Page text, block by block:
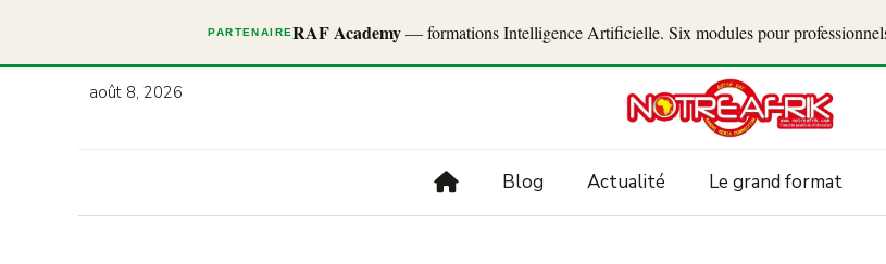
PARTENAIRERAF Academy— formations Intelligence Artificielle. Six modules pour
août 8, 2026
Blog Actualité Le grand format